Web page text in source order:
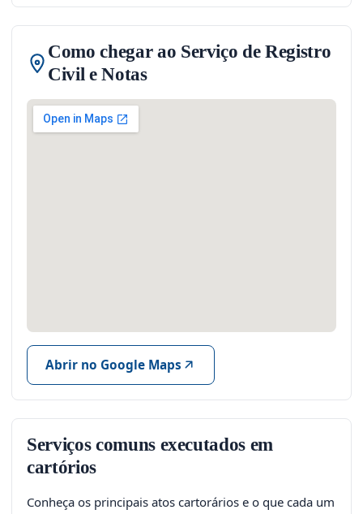
Como chegar ao Serviço de Registro
Civil e Notas
Abrir no Google Maps
Serviços comuns executados em
cartórios
Conheça os principais atos cartorários e o que cada um